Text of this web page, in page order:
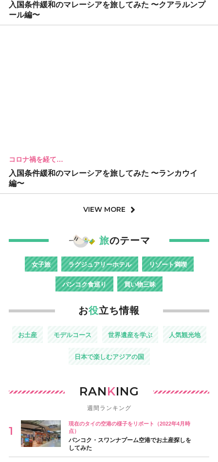
入国条件緩和のマレーシアを旅してみた 〜クアラルンプ
ール編〜
コロナ禍を経て…
入国条件緩和のマレーシアを旅してみた 〜ランカウイ
編〜
VIEW MORE
旅のテーマ
女子旅 ラグジュアリーホテル リゾート満喫
バンコク食巡り 買い物三昧
お役立ち情報
お土産 モデルコース 世界遺産を学ぶ 人気観光地
日本で楽しむアジアの国
RANKING
週間ランキング
現在のタイの空港の様子をリポート（2022年4月時
点）
バンコク・スワンナプーム空港でお土産探しを
してみた